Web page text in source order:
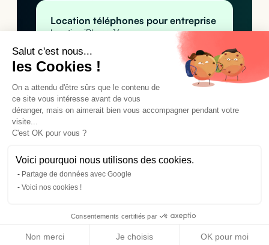
Salut c'est nous...
les Cookies !
On a attendu d'être sûrs que le contenu de
ce site vous intéresse avant de vous
déranger, mais on aimerait bien vous accompagner pendant votre
visite...
C'est OK pour vous ?
Voici pourquoi nous utilisons des cookies.
Partage de données avec Google
Voici nos cookies !
Consentements certifiés par
Non merci Je choisis OK pour moi
Location téléphones pour entreprise
Location iPhone 16
Location Samsung Galaxy S25
Location MacBook pour entreprise
Location Apple MacBook Pro 14" M4
Location Apple MacBook Air M4
Location MacBook Air 15" M4
Location tablettes pour entreprise
Location Apple iPad Pro 11" M4 (Wi-Fi +
Location Samsung Galaxy Tab A9+
©2024 Cleaq SAS. Tous droits réservés.
Conditions générales d'utilisation
Politique de confidentialité